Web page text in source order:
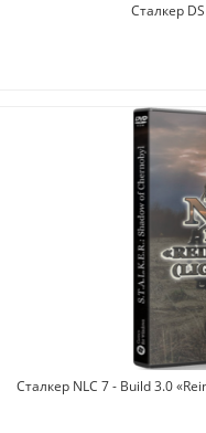
Сталкер
Сталкер NLC 7 - Build 3.0